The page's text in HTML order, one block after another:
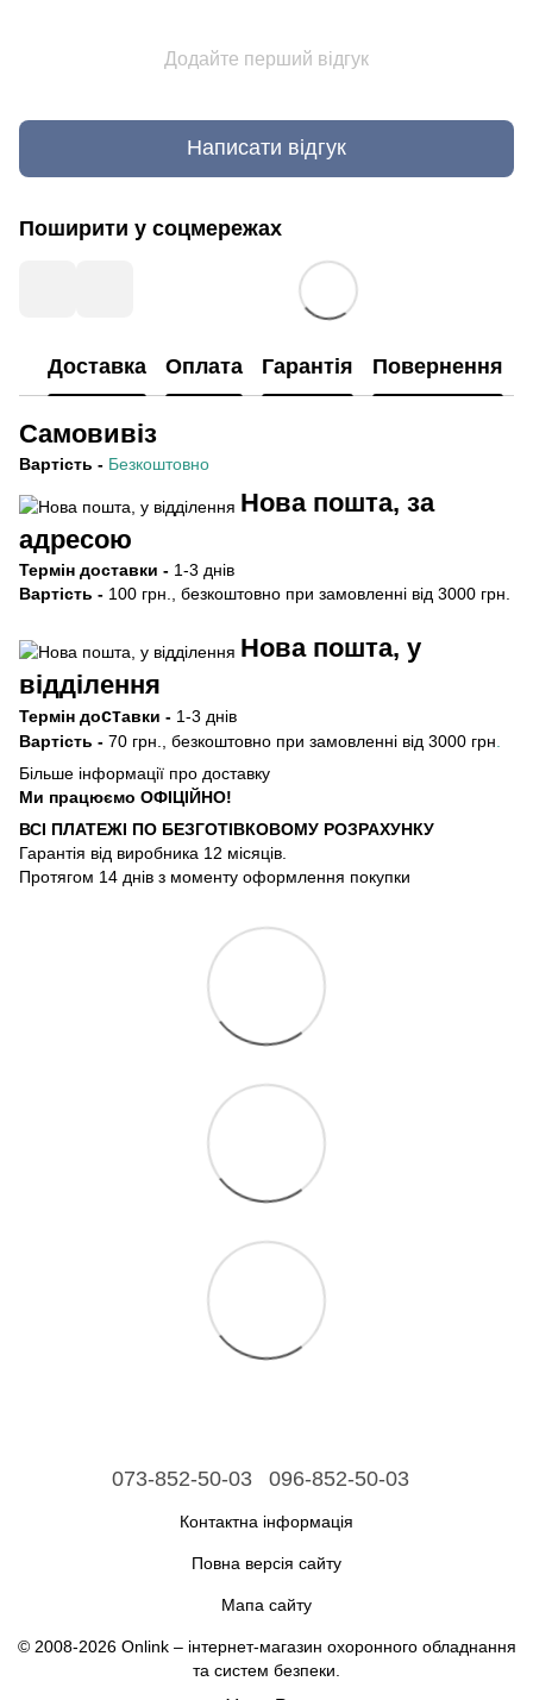
Додайте перший відгук
Написати відгук
Поширити у соцмережах
Доставка Оплата Гарантія Повернення
Самовивіз
Вартість - Безкоштовно
Нова пошта, за
адресою
Термін доставки - 1-3 днів
Вартість - 100 грн., безкоштовно при замовленні від 3000 грн.
Нова пошта, у
відділення
Термін доставки - 1-3 днів
Вартість - 70 грн., безкоштовно при замовленні від 3000 грн
Більше інформації про доставку
Ми працюємо ОФIЦIЙНО!
ВСІ ПЛАТЕЖІ ПО БЕЗГОТIВКОВОМУ РОЗРАХУНКУ
Гарантія від виробника 12 місяців.
Протягом 14 днів з моменту оформлення покупки
073-852-50-03 096-852-50-03
Контактна інформація
Повна версія сайту
Мапа сайту
© 2008-2026 Onlink – інтернет-магазин охоронного обладнання
та систем безпеки